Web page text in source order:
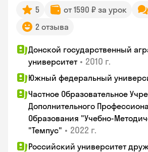
5 от 1590 ₽ за урок
2 отзыва
Донской государственный
университет • 2010 г.
Южный федеральный
Частное Образовательное
Дополнительного
Образования "Учебно-
"Темпус" • 2022 г.
Российский университет